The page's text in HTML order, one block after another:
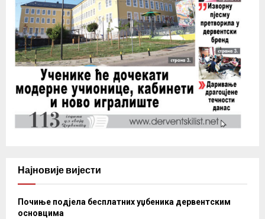
Најновије вијести
Почиње подјела бесплатних уџбеника дервентским
основцима